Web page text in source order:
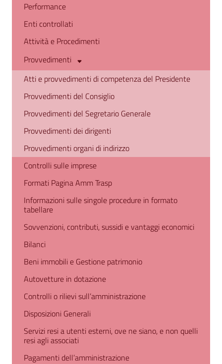
Performance
Enti controllati
Attività e Procedimenti
Provvedimenti
Atti e provvedimenti di competenza del Presidente
Provvedimenti del Consiglio
Provvedimenti del Segretario Generale
Provvedimenti dei dirigenti
Provvedimenti organi di indirizzo
Controlli sulle imprese
Formati Pagina Amm Trasp
Informazioni sulle singole procedure in formato
tabellare
Sovvenzioni, contributi, sussidi e vantaggi economici
Bilanci
Beni immobili e Gestione patrimonio
Autovetture in dotazione
Controlli o rilievi sull’amministrazione
Disposizioni Generali
Servizi resi a utenti esterni, ove ne siano, e non quelli
resi agli associati
Pagamenti dell’amministrazione